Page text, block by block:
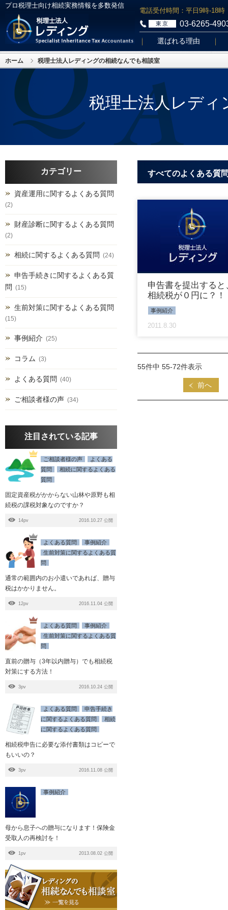
プロ税理士向け相続実務情報を多数発信
電話受付時間：平日9時-18時
東京 03-6265-
選ばれる理由
ホーム 税理士法人レディングの相続なんでも相談室
税理士法人レディ
すべてのよくある質
申告書を提出すると
相続税が０円に？！
事例紹介
2011.8.30
55件中 55-72件表示
前へ
カテゴリー
資産運用に関するよくある質問
(2)
財産診断に関するよくある質問
(2)
相続に関するよくある質問 (24)
申告手続きに関するよくある質
問 (15)
生前対策に関するよくある質問
(15)
事例紹介 (25)
コラム (3)
よくある質問 (40)
ご相談者様の声 (34)
注目されている記事
ご相談者様の声
よくある
質問
相続に関するよくある
質問
固定資産税がかからない山林や原野も相
続税の課税対象なのですか？
14pv 2016.10.27 公開
よくある質問
事例紹介
生前対策に関するよくある質
問
通常の範囲内のお小遣いであれば、贈与
税はかかりません。
12pv 2016.11.04 公開
よくある質問
事例紹介
生前対策に関するよくある質
問
直前の贈与（3年以内贈与）でも相続税
対策にする方法！
3pv 2016.10.24 公開
よくある質問
申告手続き
に関するよくある質問
相続
に関するよくある質問
相続税申告に必要な添付書類はコピーで
もいいの？
3pv 2016.11.08 公開
事例紹介
母から息子への贈与になります！保険金
受取人の再検討を！
1pv 2013.08.02 公開